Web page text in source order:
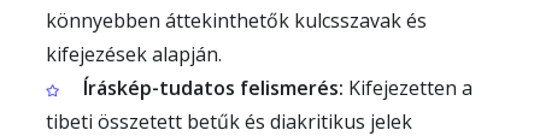
könnyebben áttekinthetők kulcsszavak és
kifejezések alapján.
Íráskép-tudatos felismerés: Kifejezetten a
tibeti összetett betűk és diakritikus jelek